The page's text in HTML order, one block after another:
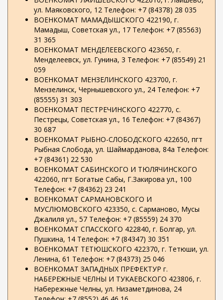
ул. Маяковского, 12 Телефон: +7 (84378) 28 035
ВОЕНКОМАТ МАМАДЫШСКОГО 422190, г.
Мамадыш, Советская ул., 17 Телефон: +7 (85563)
31 365
ВОЕНКОМАТ МЕНДЕЛЕЕВСКОГО 423650, г.
Менделеевск, ул. Гунина, 3 Телефон: +7 (85549) 21
059
ВОЕНКОМАТ МЕНЗЕЛИНСКОГО 423700, г.
Мензелинск, Чернышевского ул., 24 Телефон: +7
(85555) 31 303
ВОЕНКОМАТ ПЕСТРЕЧИНСКОГО 422770, с.
Пестрецы, Советская ул., 16 Телефон: +7 (84367)
30 687
ВОЕНКОМАТ РЫБНО-СЛОБОДСКОГО 422650, пгт
Рыбная Слобода, ул. Шаймарданова, 84а Телефон:
+7 (84361) 22 530
ВОЕНКОМАТ САБИНСКОГО И ТЮЛЯЧИНСКОГО
422060, пгт Богатые Сабы, Г.Закирова ул., 100
Телефон: +7 (84362) 23 241
ВОЕНКОМАТ САРМАНОВСКОГО И
МУСЛЮМОВСКОГО 423350, с. Сарманово, Мусы
Джалиля ул., 57 Телефон: +7 (85559) 24 370
ВОЕНКОМАТ СПАССКОГО 422840, г. Болгар, ул.
Пушкина, 14 Телефон: +7 (84347) 30 351
ВОЕНКОМАТ ТЕТЮШСКОГО 422370, г. Тетюши, ул.
Ленина, 61 Телефон: +7 (84373) 25 046
ВОЕНКОМАТ ЗАПАДНЫХ ПРЕФЕКТУР г.
НАБЕРЕЖНЫЕ ЧЕЛНЫ И ТУКАЕВСКОГО 423806, г.
Набережные Челны, ул. Низаметдинова, 24